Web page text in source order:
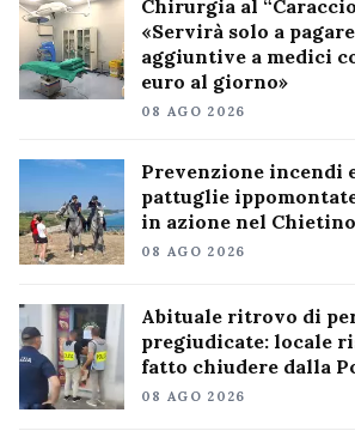
Chirurgia al
«Servirà solo a
aggiuntive a medici
euro al giorno»
08 AGO 2026
Prevenzione incendi
pattuglie
in azione nel Chietino
08 AGO 2026
Abituale ritrovo di
pregiudicate: locale
fatto chiudere dalla
08 AGO 2026